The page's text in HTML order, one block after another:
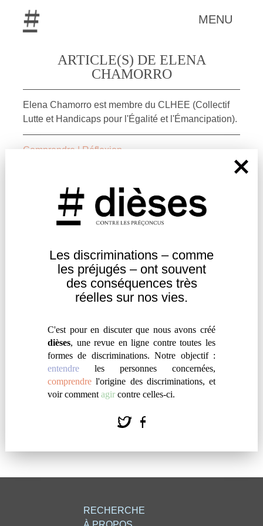
Les discriminations – comme
lespréjugés – ont souvent
desconséquences très
réelles sur nos vies.
C'est pour en discuter que nous avons créé
dièses, une revue en ligne contre toutes les
formes de discriminations. Notre objectif :
entendre les personnes concernées,
comprendre l'origine des discriminations, et
voir comment agir contre celles-ci.
MENU
ARTICLE(S) DE ELENA
CHAMORRO
Elena Chamorro est membre du CLHEE (Collectif
Lutte et Handicaps pour l'Égalité et l'Émancipation).
Comprendre | Réflexion
MESSAGE POUR VOUS
Elena Chamorro
« Si une femme avec mono-sourcil et duvet épais
défie l’idéal normé de féminité, une femme
champs de la séduction et de la féminité. »
RECHERCHE